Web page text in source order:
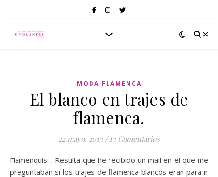
MODA FLAMENCA
El blanco en trajes de
flamenca.
22 mayo, 2013 / 13 Comentarios
Flamenquis… Resulta que he recibido un mail en el que me
preguntaban si los trajes de flamenca blancos eran para ir